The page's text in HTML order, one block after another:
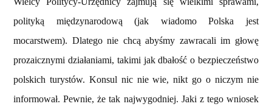
polityką międzynarodową (jak wiadomo Polska jest
mocarstwem). Dlatego nie chcą abyśmy zawracali im głowę
prozaicznymi działaniami, takimi jak dbałość o bezpieczeństwo
polskich turystów. Konsul nic nie wie, nikt go o niczym nie
informował. Pewnie, że tak najwygodniej. Jaki z tego wniosek